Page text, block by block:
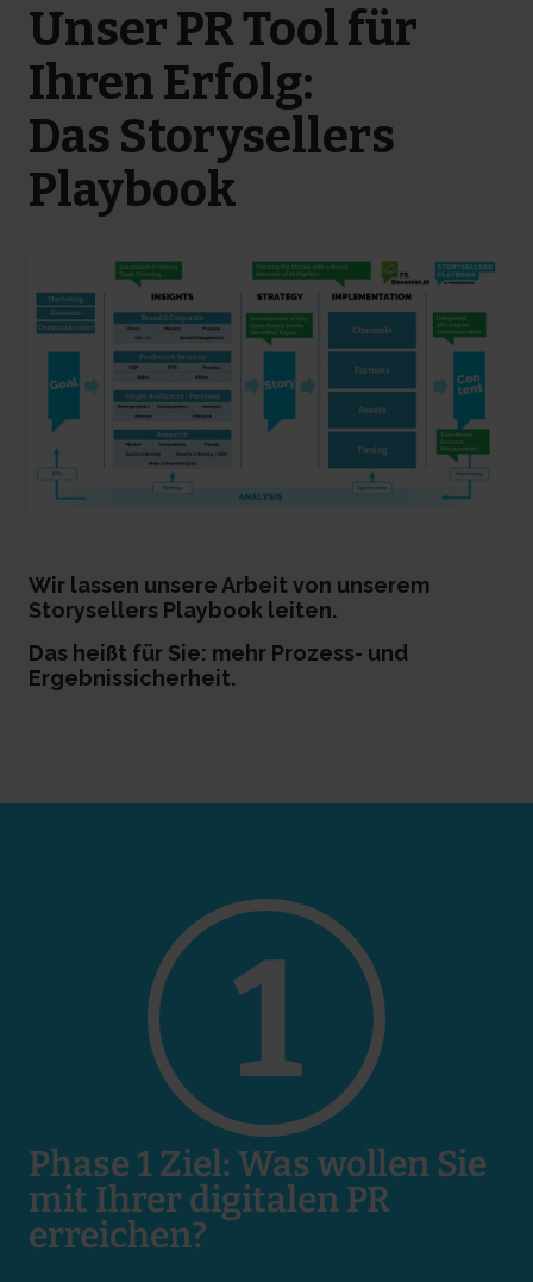
Unser PR Tool für
Ihren Erfolg:
Das Storysellers
Playbook
Wir lassen unsere Arbeit von unserem
Storysellers Playbook leiten.
Das heißt für Sie: mehr Prozess- und
Ergebnissicherheit.
Phase 1 Ziel: Was wollen Sie
mit Ihrer digitalen PR
erreichen?